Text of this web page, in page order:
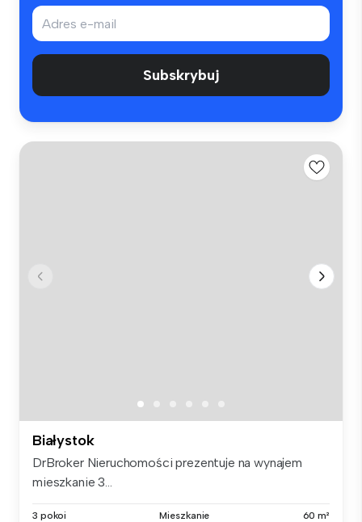
Subskrybuj
Białystok
DrBroker Nieruchomości prezentuje na wynajem
mieszkanie 3...
3 pokoi Mieszkanie 60 m²